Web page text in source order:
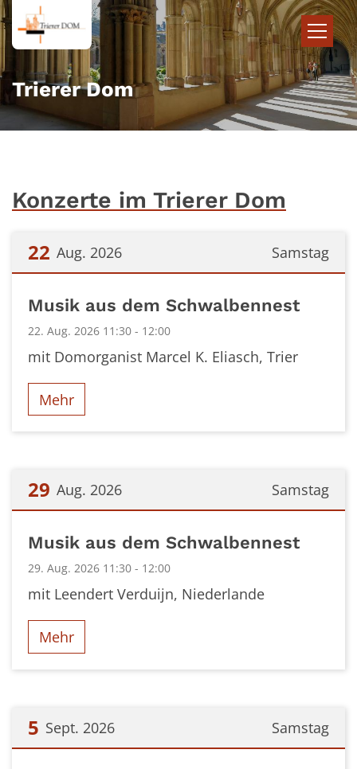
Zum Inhalt springen
Trierer Dom
Konzerte im Trierer Dom
Samstag
22 Aug. 2026
Musik aus dem Schwalbennest
22. Aug. 2026 11:30 - 12:00
mit Domorganist Marcel K. Eliasch, Trier
Mehr
Samstag
29 Aug. 2026
Musik aus dem Schwalbennest
29. Aug. 2026 11:30 - 12:00
mit Leendert Verduijn, Niederlande
Mehr
Samstag
5 Sept. 2026